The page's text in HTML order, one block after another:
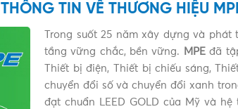
THÔNG TIN VỀ THƯƠNG HIỆU
Trong suốt 25 năm xây dựng và
tầng vững chắc, bền vững.
MPEđã
Thiết bị điện, Thiết bị chiếu sáng,
chuyển đổi số và chuyển đổi xanh
đạt chuẩn LEED GOLD của Mỹ và